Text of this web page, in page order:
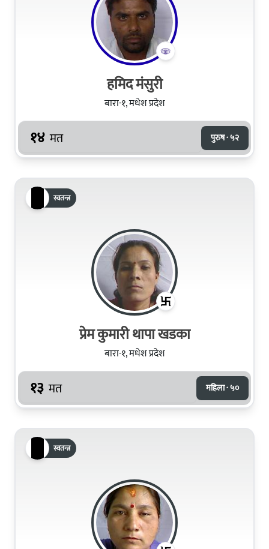
हमिद मंसुरी
बारा-१, मधेश प्रदेश
१४ मत पुरुष · ५२
स्वतन्त्र
प्रेम कुमारी थापा खडका
बारा-१, मधेश प्रदेश
१३ मत महिला · ५०
स्वतन्त्र